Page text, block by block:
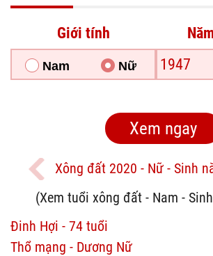
Giới tính
Nam Nữ
Xông đất 2020 - Nữ - Sinh
(Xem tuổi xông đất - Nam -
Đinh Hợi - 74 tuổi
Thổ mạng - Dương Nữ